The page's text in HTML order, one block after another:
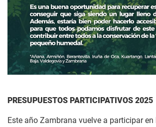
PRESUPUESTOS PARTICIPATIVOS 2025
Este año Zambrana vuelve a participar